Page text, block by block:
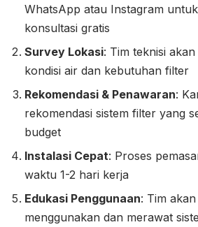
WhatsApp atau Instagram
konsultasi gratis
Survey Lokasi: Tim teknisi
kondisi air dan kebutuhan filter
Rekomendasi & Penawaran:
rekomendasi sistem filter yang
budget
Instalasi Cepat: Proses
waktu 1-2 hari kerja
Edukasi Penggunaan: Tim
menggunakan dan merawat